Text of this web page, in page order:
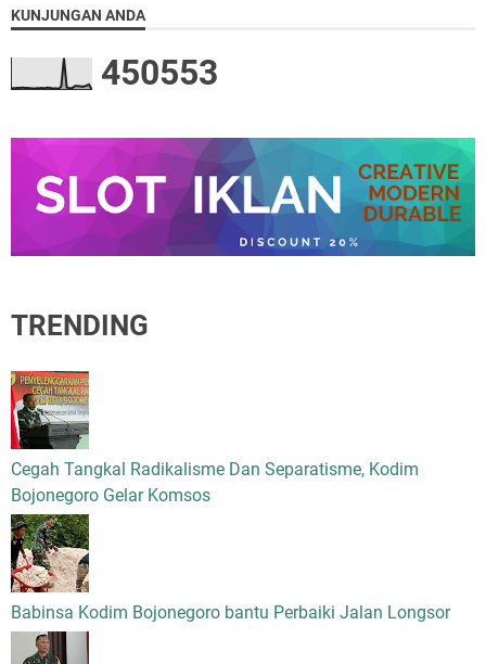
KUNJUNGAN ANDA
450553
TRENDING
Cegah Tangkal Radikalisme Dan Separatisme, Kodim
Bojonegoro Gelar Komsos
Babinsa Kodim Bojonegoro bantu Perbaiki Jalan Longsor